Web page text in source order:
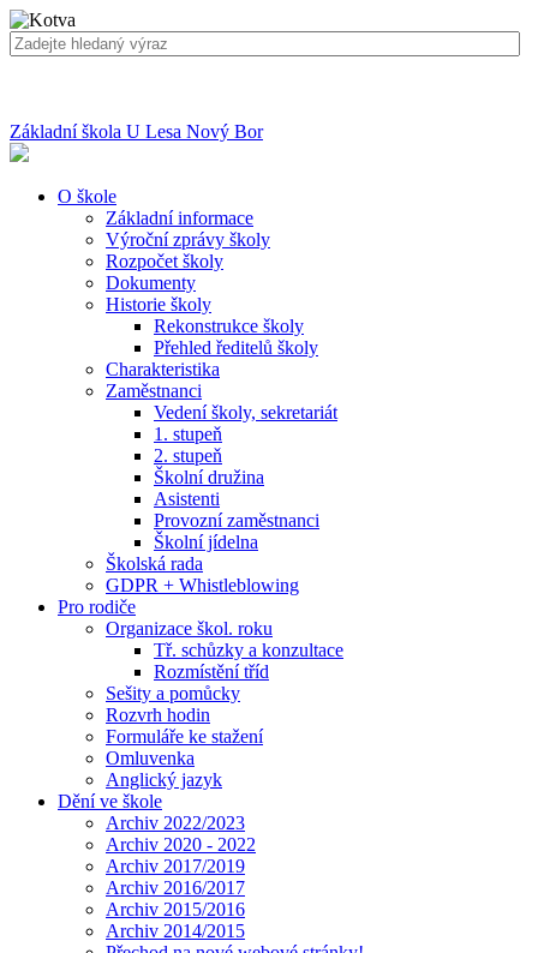
Základní škola U Lesa Nový Bor
O škole
Základní informace
Výroční zprávy školy
Rozpočet školy
Dokumenty
Historie školy
Rekonstrukce školy
Přehled ředitelů školy
Charakteristika
Zaměstnanci
Vedení školy, sekretariát
1. stupeň
2. stupeň
Školní družina
Asistenti
Provozní zaměstnanci
Školní jídelna
Školská rada
GDPR + Whistleblowing
Pro rodiče
Organizace škol. roku
Tř. schůzky a konzultace
Rozmístění tříd
Sešity a pomůcky
Rozvrh hodin
Formuláře ke stažení
Omluvenka
Anglický jazyk
Dění ve škole
Archiv 2022/2023
Archiv 2020 - 2022
Archiv 2017/2019
Archiv 2016/2017
Archiv 2015/2016
Archiv 2014/2015